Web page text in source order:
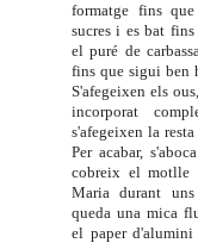
formatge fins
sucres i es bat
el puré de
fins que sigui ben
S'afegeixen els
incorporat
s'afegeixen la
Per acabar,
cobreix el motlle
Maria durant
queda una mica
el paper